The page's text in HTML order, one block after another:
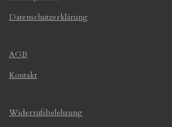
Datenschutzerklärung
AGB
Kontakt
Widerrufsbelehrung